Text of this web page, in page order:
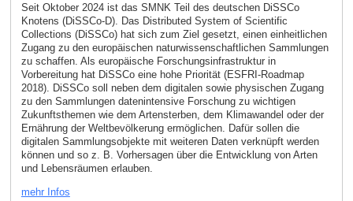
Seit Oktober 2024 ist das SMNK Teil des deutschen DiSSCo
Knotens (DiSSCo-D). Das Distributed System of Scientific
Collections (DiSSCo) hat sich zum Ziel gesetzt, einen einheitlichen
Zugang zu den europäischen naturwissenschaftlichen Sammlungen
zu schaffen. Als europäische Forschungsinfrastruktur in
Vorbereitung hat DiSSCo eine hohe Priorität (ESFRI-Roadmap
2018). DiSSCo soll neben dem digitalen sowie physischen Zugang
zu den Sammlungen datenintensive Forschung zu wichtigen
Zukunftsthemen wie dem Artensterben, dem Klimawandel oder der
Ernährung der Weltbevölkerung ermöglichen. Dafür sollen die
digitalen Sammlungsobjekte mit weiteren Daten verknüpft werden
können und so z. B. Vorhersagen über die Entwicklung von Arten
und Lebensräumen erlauben.
mehr Infos